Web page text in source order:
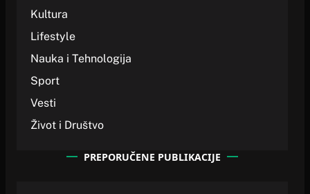
Kultura
Lifestyle
Nauka i Tehnologija
Sport
Vesti
Život i Društvo
PREPORUČENE PUBLIKACIJE